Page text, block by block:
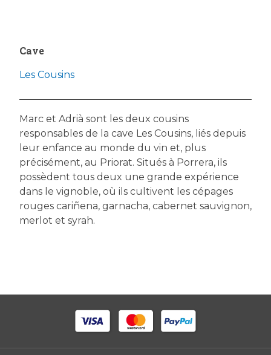
Cave
Les Cousins
Marc et Adrià sont les deux cousins
responsables de la cave Les Cousins, liés depuis
leur enfance au monde du vin et, plus
précisément, au Priorat. Situés à Porrera, ils
possèdent tous deux une grande expérience
dans le vignoble, où ils cultivent les cépages
rouges cariñena, garnacha, cabernet sauvignon,
merlot et syrah.